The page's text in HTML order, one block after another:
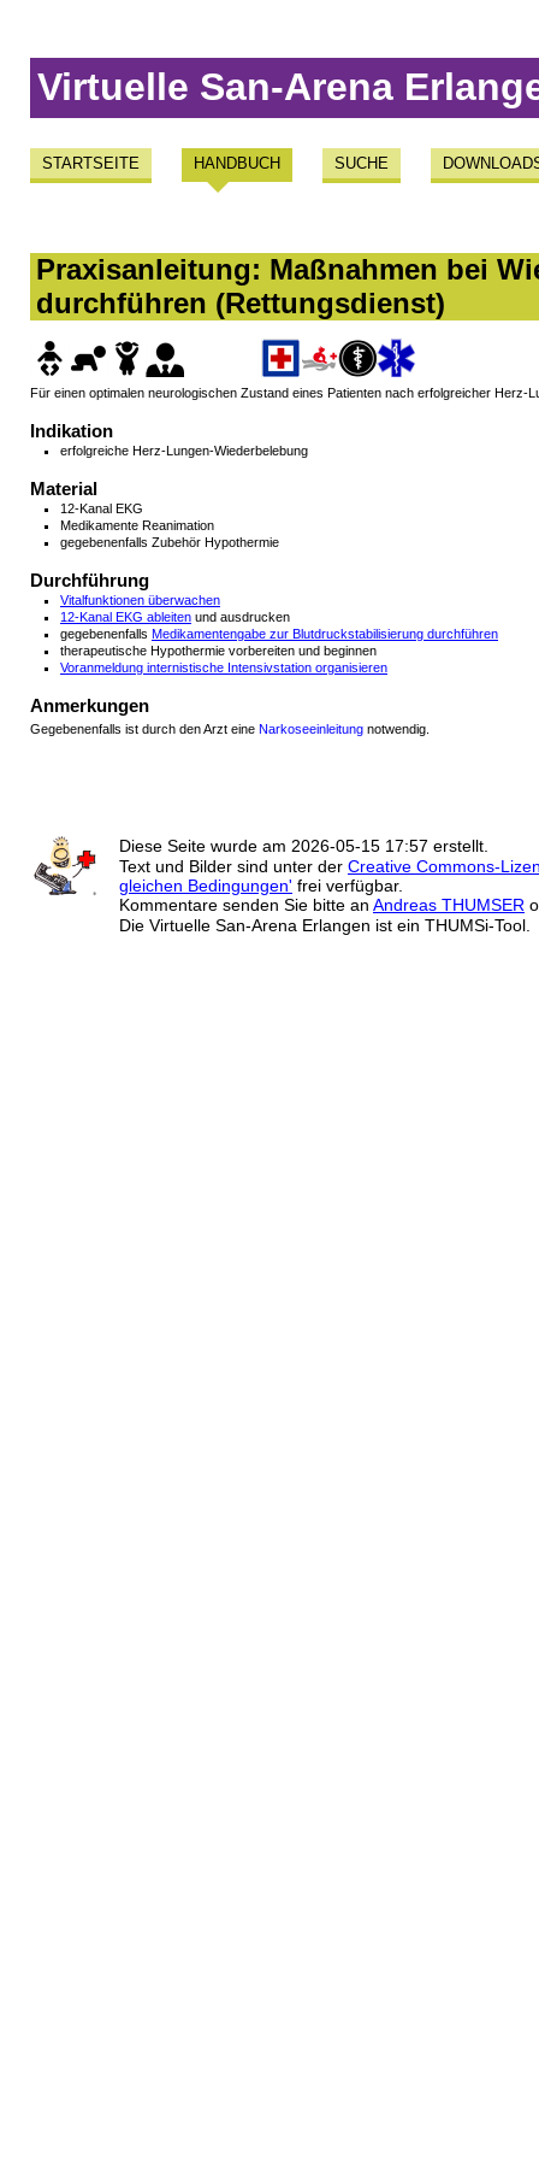
Virtuelle San-Arena
STARTSEITE HANDBUCH SUCHE
Praxisanleitung: Maßnahmen bei
durchführen (Rettungsdienst)
Für einen optimalen neurologischen Zustand eines Patienten nach erfolgreicher
Indikation
erfolgreiche Herz-Lungen-Wiederbelebung
Material
12-Kanal EKG
Medikamente Reanimation
gegebenenfalls Zubehör Hypothermie
Durchführung
Vitalfunktionen überwachen
12-Kanal EKG ableiten und ausdrucken
gegebenenfalls Medikamentengabe zur Blutdruckstabilisierung durchführen
therapeutische Hypothermie vorbereiten und beginnen
Voranmeldung internistische Intensivstation organisieren
Anmerkungen
Gegebenenfalls ist durch den Arzt eine Narkoseeinleitung notwendig.
Diese Seite wurde am 2026-05-15 17:57 erstellt.
Text und Bilder sind unter der Creative Commons-
gleichen Bedingungen' frei verfügbar.
Kommentare senden Sie bitte an Andreas THUMSER
Die Virtuelle San-Arena Erlangen ist ein THUMSi-Tool.